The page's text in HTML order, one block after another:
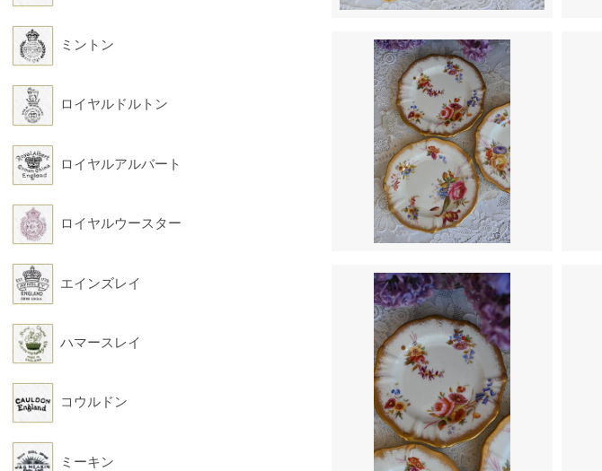
ミントン
ロイヤルドルトン
ロイヤルアルバート
ロイヤルウースター
エインズレイ
ハマースレイ
コウルドン
ミーキン